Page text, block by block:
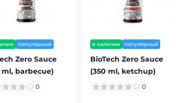
популярный
Zero Sauce
ml, barbecue)
0
в наличии популярный
BioTech Zero Sauce
(350 ml, ketchup)
0